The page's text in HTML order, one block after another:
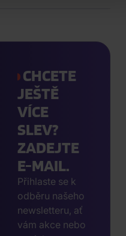
CHCETE
JEŠTĚ
VÍCE
SLEV?
ZADEJTE
E-MAIL.
Přihlaste se k
odběru našeho
newsletteru, ať
vám akce nebo